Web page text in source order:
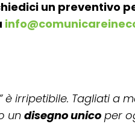
un preventivo
è irripetibile. Tagliati a
undisegno unico per